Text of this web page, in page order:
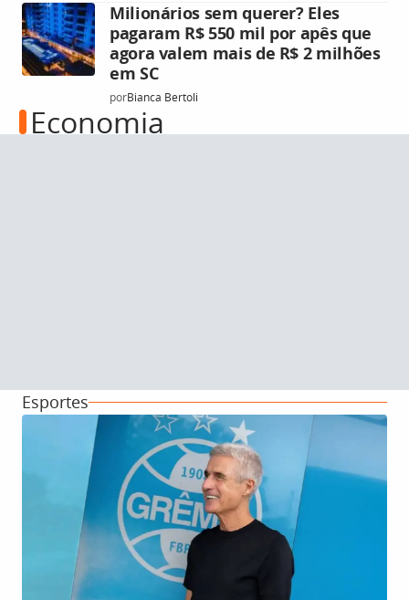
Economia
Milionários sem querer? Eles
pagaram R$ 550 mil por apês que
agora valem mais de R$ 2 milhões
em SC
porBianca Bertoli
Esportes